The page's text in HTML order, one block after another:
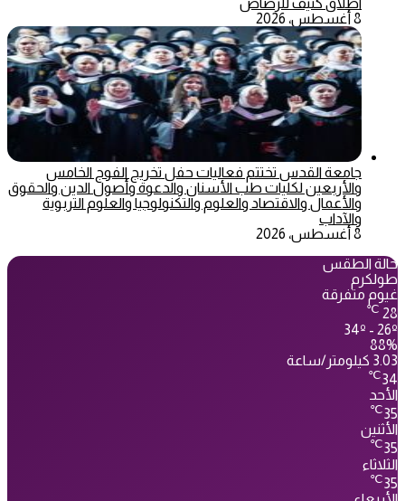
اطلاق كثيف للرصاص
8 أغسطس، 2026
جامعة القدس تختتم فعاليات حفل تخريج الفوج الخامس
والأربعين لكليات طب الأسنان والدعوة وأصول الدين والحقوق
والأعمال والاقتصاد والعلوم والتكنولوجيا والعلوم التربوية
والآداب
8 أغسطس، 2026
حالة الطقس
طولكرم
غيوم متفرقة
28
℃
34º - 26º
88%
3.03 كيلومتر/ساعة
34
℃
الأحد
35
℃
الأثنين
35
℃
الثلاثاء
35
℃